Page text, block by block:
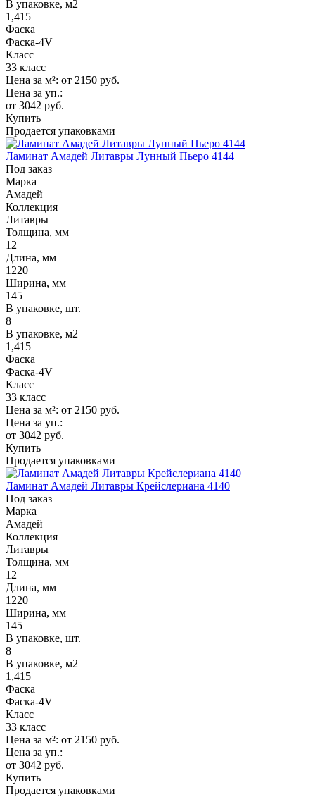
В упаковке, м2
1,415
Фаска
Фаска-4V
Класс
33 класс
Цена за м²: от 2150 руб.
Цена за уп.:
от 3042 руб.
Купить
Продается упаковками
Ламинат Амадей Литавры Лунный Пьеро 4144
Под заказ
Марка
Амадей
Коллекция
Литавры
Толщина, мм
12
Длина, мм
1220
Ширина, мм
145
В упаковке, шт.
8
В упаковке, м2
1,415
Фаска
Фаска-4V
Класс
33 класс
Цена за м²: от 2150 руб.
Цена за уп.:
от 3042 руб.
Купить
Продается упаковками
Ламинат Амадей Литавры Крейслериана 4140
Под заказ
Марка
Амадей
Коллекция
Литавры
Толщина, мм
12
Длина, мм
1220
Ширина, мм
145
В упаковке, шт.
8
В упаковке, м2
1,415
Фаска
Фаска-4V
Класс
33 класс
Цена за м²: от 2150 руб.
Цена за уп.:
от 3042 руб.
Купить
Продается упаковками